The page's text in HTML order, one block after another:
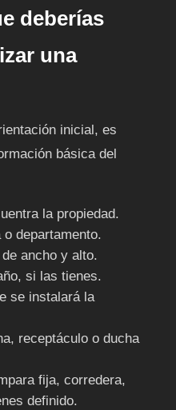
deberías
una
inicial, es
básica del
la propiedad.
departamento.
ancho y alto.
si las tienes.
se instalará la
receptáculo o ducha
fija, corredera,
definido.